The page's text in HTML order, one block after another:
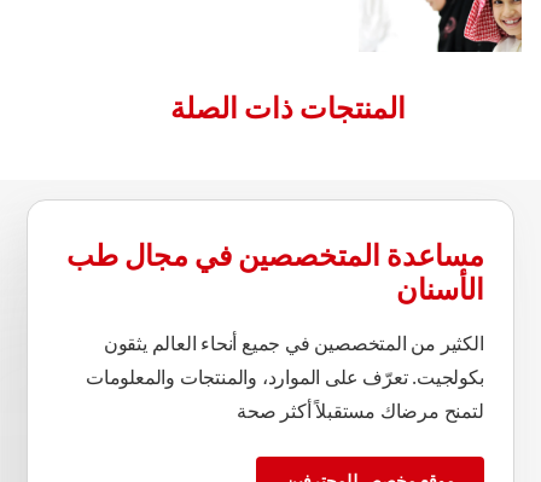
المنتجات ذات الصلة
مساعدة المتخصصين في مجال طب
الأسنان
الكثير من المتخصصين في جميع أنحاء العالم يثقون
بكولجيت. تعرّف على الموارد، والمنتجات والمعلومات
لتمنح مرضاك مستقبلاً أكثر صحة